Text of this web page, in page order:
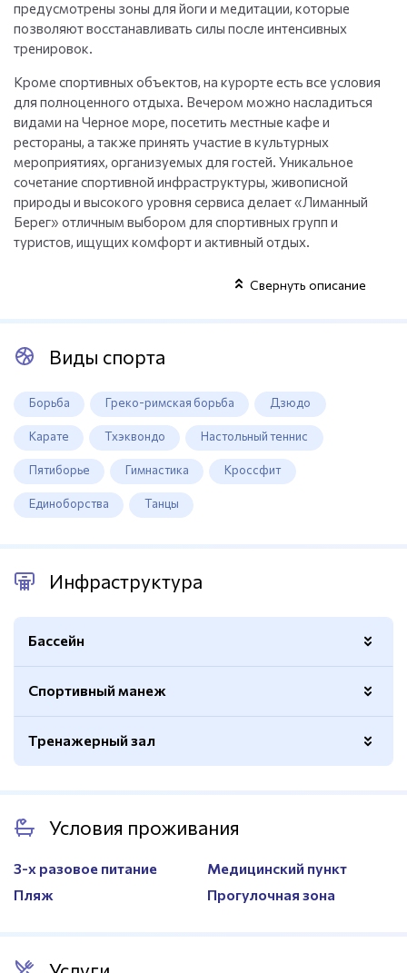
предусмотрены зоны для йоги и медитации, которые
позволяют восстанавливать силы после интенсивных
тренировок.
Кроме спортивных объектов, на курорте есть все условия
для полноценного отдыха. Вечером можно насладиться
видами на Черное море, посетить местные кафе и
рестораны, а также принять участие в культурных
мероприятиях, организуемых для гостей. Уникальное
сочетание спортивной инфраструктуры, живописной
природы и высокого уровня сервиса делает «Лиманный
Берег» отличным выбором для спортивных групп и
туристов, ищущих комфорт и активный отдых.
Свернуть описание
Виды спорта
Борьба Греко-римская борьба Дзюдо
Карате Тхэквондо Настольный теннис
Пятиборье Гимнастика Кроссфит
Единоборства Танцы
Инфраструктура
Бассейн
Размер
10х5м.
Спортивный манеж
Покрытие Татами
Тренажерный зал
Душевые
Есть
Условия проживания
3-х разовое питание
Медицинский пункт
Пляж
Прогулочная зона